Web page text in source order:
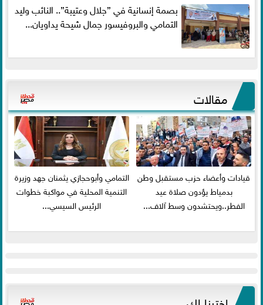
بصمة إنسانية في ”جلال وعتيبة”.. النائب وليد
التمامي والبروفيسور جمال شيحة يداويان...
مقالات
قيادات وأعضاء حزب مستقبل وطن
بدمياط يؤدون صلاة عيد
الفطر..ويحتشدون وسط آلاف...
التمامي وأبوحجازي يثمنان جهد وزيرة
التنمية المحلية في مواكبة خطوات
الرئيس السيسي...